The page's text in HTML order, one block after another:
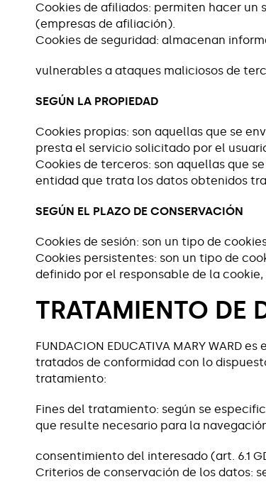
Cookies de afiliados: permiten hacer
(empresas de afiliación).
Cookies de seguridad: almacenan
vulnerables a ataques maliciosos de
SEGÚN LA PROPIEDAD
Cookies propias: son aquellas que se
presta el servicio solicitado por el
Cookies de terceros: son aquellas que
entidad que trata los datos obtenidos
SEGÚN EL PLAZO DE CONSERVACIÓN
Cookies de sesión: son un tipo de
Cookies persistentes: son un tipo de
definido por el responsable de la
TRATAMIENTO DE
FUNDACION EDUCATIVA MARY
tratados de conformidad con lo
tratamiento:
Fines del tratamiento: según se
que resulte necesario para la
consentimiento del interesado (art. 6.1
Criterios de conservación de los datos: